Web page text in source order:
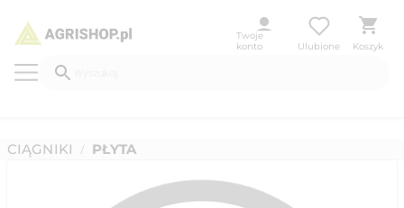
Twoje
konto
Ulubione Koszyk
CIĄGNIKI / PŁYTA